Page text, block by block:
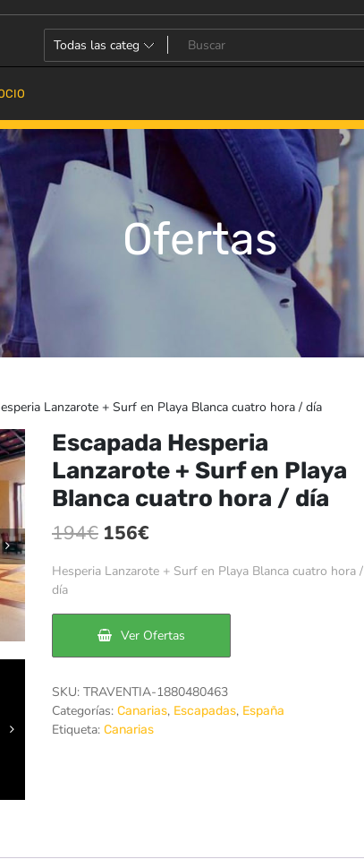
Ofertas
Lanzarote + Surf en Playa Blanca cuatro hora / día
Escapada Hesperia
Lanzarote + Surf en Playa
Blanca cuatro hora / día
194€ El
precio
era:
194€.
156€El
precio
es:
156€.
Hesperia Lanzarote + Surf en Playa Blanca cuatro hora /
día
Ver Ofertas
SKU: TRAVENTIA-1880480463
Categorías: Canarias, Escapadas, España
Etiqueta: Canarias